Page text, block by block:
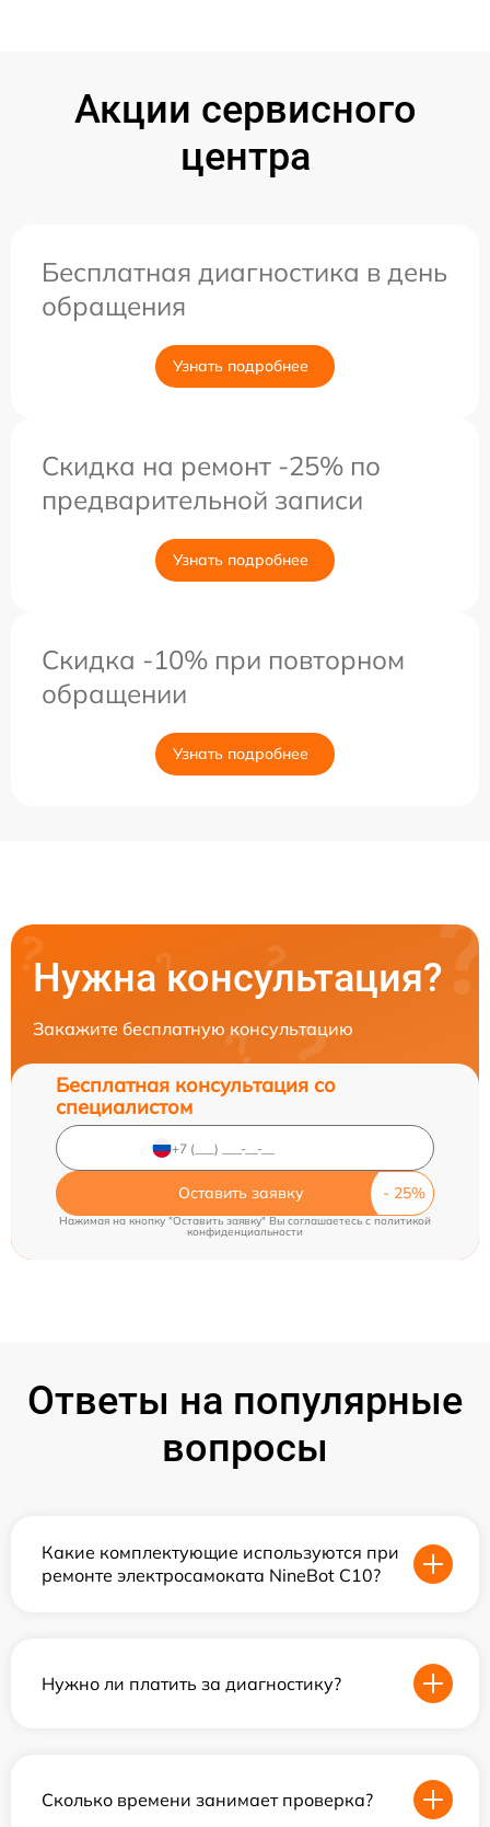
Акции сервисного
центра
Бесплатная диагностика в день
обращения
Узнать подробнее
Скидка на ремонт -25% по
предварительной записи
Узнать подробнее
Скидка -10% при повторном
обращении
Узнать подробнее
Нужна консультация?
Закажите бесплатную консультацию
Бесплатная консультация со
специалистом
Оставить заявку
Нажимая на кнопку "Оставить заявку" Вы соглашаетесь c политикой
конфиденциальности
Ответы на популярные
вопросы
Какие комплектующие используются при
ремонте электросамоката NineBot С10?
Нужно ли платить за диагностику?
Сколько времени занимает проверка?